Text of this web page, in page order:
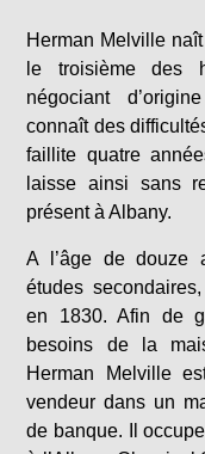
Herman Melville
le troisième des
négociant
connaît des
faillite quatre
laisse ainsi sans
présent à Albany.
A l’âge de douze
études
en 1830. Afin de
besoins de la
Herman Melville
vendeur dans un
de banque. Il